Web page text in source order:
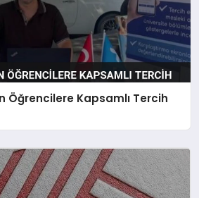
Öğrencilere Kapsamlı Tercih